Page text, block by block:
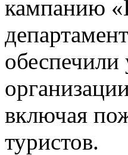
кампанию
обеспечили
включая
туристов.